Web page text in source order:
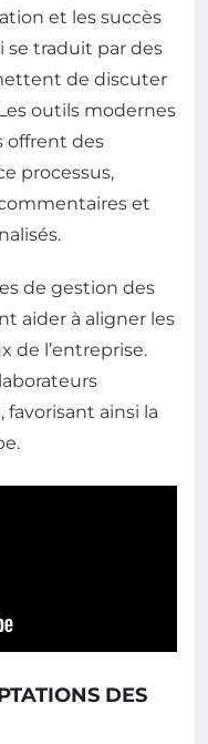
et les succès
se traduit par des
de discuter
outils modernes
offrent des
processus,
et
de gestion des
aider à aligner les
de l’entreprise.
ainsi la
DES